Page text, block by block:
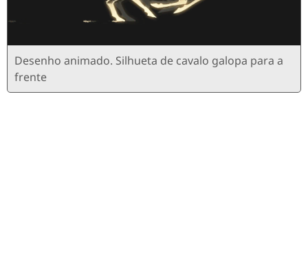
Desenho animado. Silhueta de cavalo galopa para a
frente